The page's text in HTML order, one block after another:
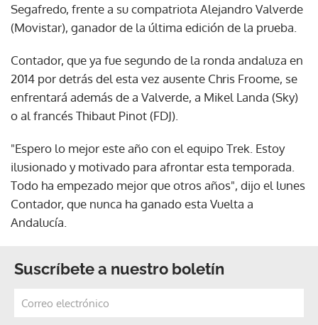
Segafredo, frente a su compatriota Alejandro Valverde
(Movistar), ganador de la última edición de la prueba.
Contador, que ya fue segundo de la ronda andaluza en
2014 por detrás del esta vez ausente Chris Froome, se
enfrentará además de a Valverde, a Mikel Landa (Sky)
o al francés Thibaut Pinot (FDJ).
"Espero lo mejor este año con el equipo Trek. Estoy
ilusionado y motivado para afrontar esta temporada.
Todo ha empezado mejor que otros años", dijo el lunes
Contador, que nunca ha ganado esta Vuelta a
Andalucía.
Suscríbete a nuestro boletín